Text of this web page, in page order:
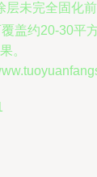
未完全固化前
盖约20-30平
。